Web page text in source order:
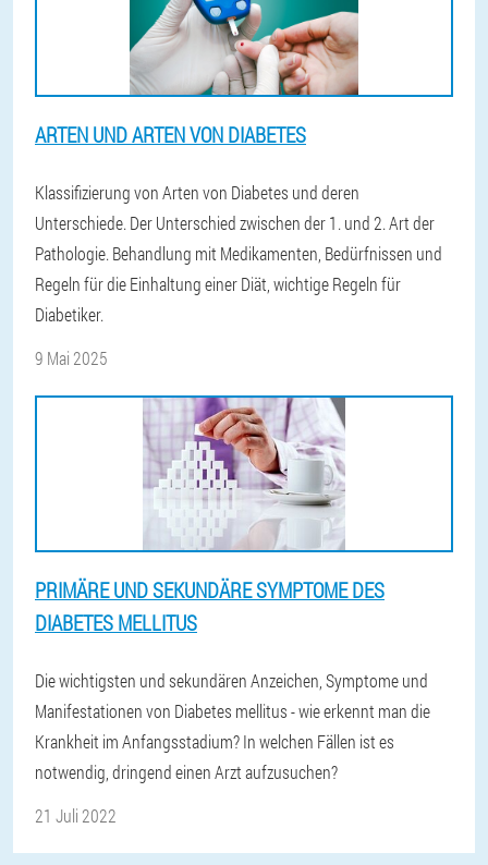
ARTEN UND ARTEN VON DIABETES
Klassifizierung von Arten von Diabetes und deren
Unterschiede. Der Unterschied zwischen der 1. und 2. Art der
Pathologie. Behandlung mit Medikamenten, Bedürfnissen und
Regeln für die Einhaltung einer Diät, wichtige Regeln für
Diabetiker.
9 Mai 2025
PRIMÄRE UND SEKUNDÄRE SYMPTOME DES
DIABETES MELLITUS
Die wichtigsten und sekundären Anzeichen, Symptome und
Manifestationen von Diabetes mellitus - wie erkennt man die
Krankheit im Anfangsstadium? In welchen Fällen ist es
notwendig, dringend einen Arzt aufzusuchen?
21 Juli 2022